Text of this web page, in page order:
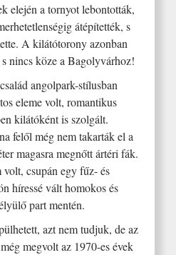
elején a tornyot lebontották,
átépítették, s
A kilátótorony azonban
nincs köze a Bagolyvárhoz!
angolpark-stílusban
eleme volt, romantikus
kilátóként is szolgált.
felől még nem takarták el a
magasra megnőtt ártéri fák.
volt, csupán egy fűz- és
híressé vált homokos és
part mentén.
azt nem tudjuk, de az
megvolt az 1970-es évek